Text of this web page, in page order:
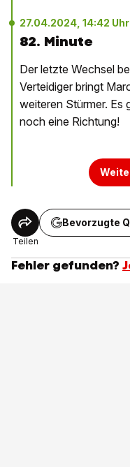
27.04.2024, 14:42 Uhr
82. Minute
Der letzte Wechsel
Verteidiger bringt
weiteren Stürmer. Es
noch eine Richtung!
Teilen
Bevorzugte
Fehler gefunden?